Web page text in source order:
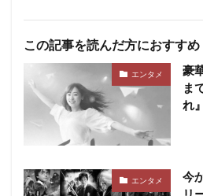
この記事を読んだ方におすすめ
エンタメ
豪
ま
れ
エンタメ
今